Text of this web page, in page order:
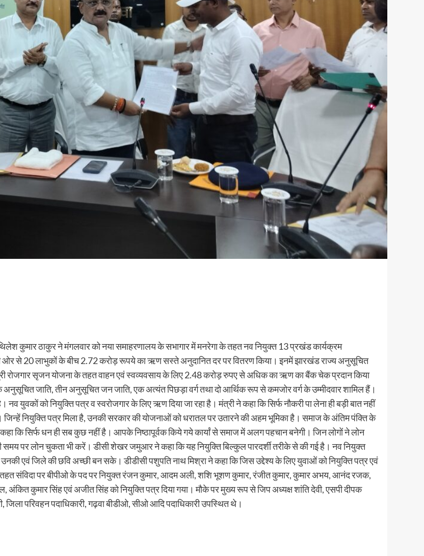
कुमार ठाकुर ने मंगलवार को नया समाहरणालय के सभागार में मनरेगा के तहत नव नियुक्त 13 प्रखंड कार्यक्रम
की ओर से 20 लाभुकों के बीच 2.72 करोड़ रूपये का ऋण सस्ते अनुदानित दर पर वितरण किया। इनमें झारखंड राज्य अनुसूचित
रोजगार सृजन योजना के तहत वाहन एवं स्वव्यवसाय के लिए 2.48 करोड़ रुपए से अधिक का ऋण का बैंक चेक प्रदान किया
अनुसूचित जाति, तीन अनुसूचित जन जाति, एक अत्यंत पिछड़ा वर्ग तथा दो आर्थिक रूप से कमजोर वर्ग के उम्मीदवार शामिल हैं।
युवकों को नियुक्ति पत्र व स्वरोजगार के लिए ऋण दिया जा रहा है। मंत्री ने कहा कि सिर्फ नौकरी पा लेना ही बड़ी बात नहीं
जिन्हें नियुक्ति पत्र मिला है, उनकी सरकार की योजनाओं को धरातल पर उतारने की अहम भूमिका है। समाज के अंतिम पंक्ति के
कि सिर्फ धन ही सब कुछ नहीं है। आपके निष्ठापूर्वक किये गये कार्यां से समाज में अलग पहचान बनेगी। जिन लोगों ने लोन
समय पर लोन चुकता भी करें। डीसी शेखर जमुआर ने कहा कि यह नियुक्ति बिल्कुल पारदर्शी तरीके से की गई है। नव नियुक्त
उनकी एवं जिले की छवि अच्छी बन सके। डीडीसी पशुपति नाथ मिश्रा ने कहा कि जिस उद्देश्य के लिए युवाओं को नियुक्ति पत्र एवं
के तहत संविदा पर बीपीओ के पद पर नियुक्त रंजन कुमार, आदम अली, शशि भूशण कुमार, रंजीत कुमार, कुमार अभय, आनंद रजक,
अंकित कुमार सिंह एवं अजीत सिंह को नियुक्ति पत्र दिया गया। मौके पर मुख्य रूप से जिप अध्यक्ष शांति देवी, एसपी दीपक
परिवहन पदाधिकारी, गढ़वा बीडीओ, सीओ आदि पदाधिकारी उपस्थित थे।